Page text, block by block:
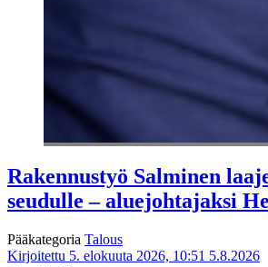
Rakennustyö Salminen
seudulle – aluejohtajaksi
Pääkategoria Talous
Kirjoitettu 5. elokuuta 2026, 10:51 5.8.2026